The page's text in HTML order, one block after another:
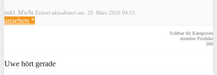
inkl. MwSt. Zuletzt aktualisiert am: 29. März 2026 04:15
ansehen *
Sidebar für Kategorien
einzelne Produke
300
Uwe hört gerade